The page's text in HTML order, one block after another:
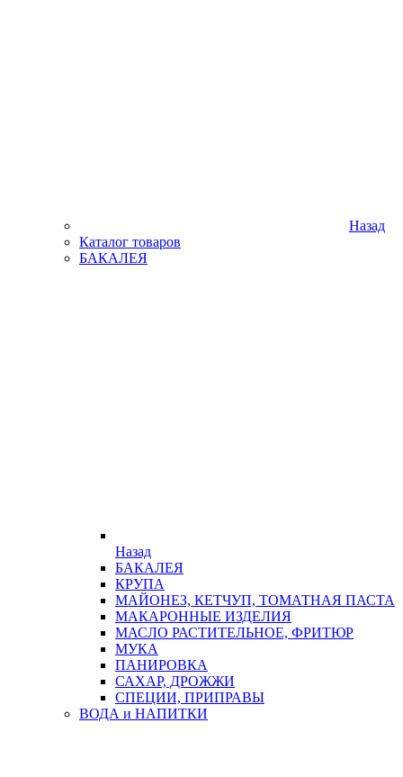
Назад
Каталог товаров
БАКАЛЕЯ
Назад
БАКАЛЕЯ
КРУПА
МАЙОНЕЗ, КЕТЧУП, ТОМАТНАЯ ПАСТА
МАКАРОННЫЕ ИЗДЕЛИЯ
МАСЛО РАСТИТЕЛЬНОЕ, ФРИТЮР
МУКА
ПАНИРОВКА
САХАР, ДРОЖЖИ
СПЕЦИИ, ПРИПРАВЫ
ВОДА и НАПИТКИ